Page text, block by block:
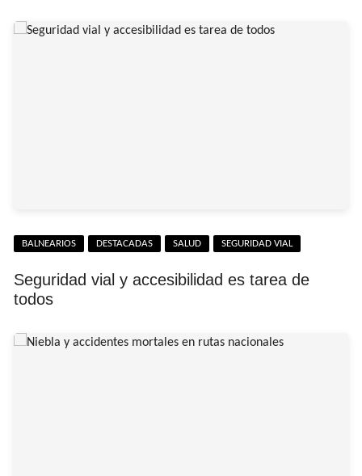
BALNEARIOS DESTACADAS SALUD SEGURIDAD VIAL
Seguridad vial y accesibilidad es tarea de
todos